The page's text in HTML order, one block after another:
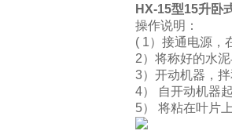
HX-15型15升卧
操作说明：
( 1）接通电源，
2）将称好的水
3）开动机器，
4） 自开动机器
5） 将粘在叶片